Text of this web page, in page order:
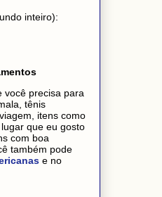
inteiro):
você precisa para
tênis
itens como
que eu gosto
com boa
também pode
e no